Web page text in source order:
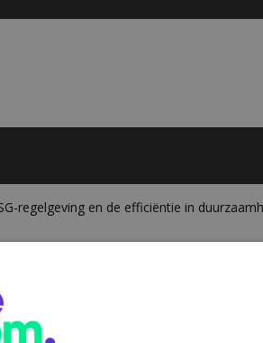
regelgeving en de efficiëntie in